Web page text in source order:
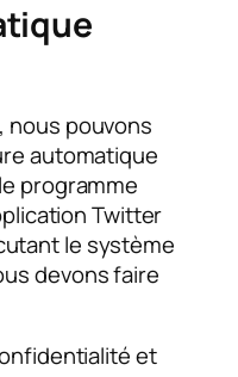
nous pouvons
automatique
programme
Twitter
le système
devons faire
et